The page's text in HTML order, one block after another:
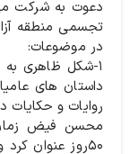
دعوت به شرکت
تجسمی منطقه
در موضوعات:
داستان های
روایات و حکایات
۵۰روز عنوان